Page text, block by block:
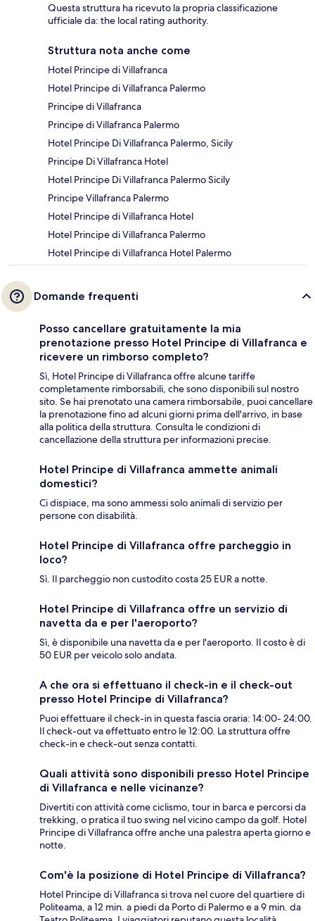
Questa struttura ha ricevuto la propria classificazione
ufficiale da: the local rating authority.
Struttura nota anche come
Hotel Principe di Villafranca
Hotel Principe di Villafranca Palermo
Principe di Villafranca
Principe di Villafranca Palermo
Hotel Principe Di Villafranca Palermo, Sicily
Principe Di Villafranca Hotel
Hotel Principe Di Villafranca Palermo Sicily
Principe Villafranca Palermo
Hotel Principe di Villafranca Hotel
Hotel Principe di Villafranca Palermo
Hotel Principe di Villafranca Hotel Palermo
Domande frequenti
Posso cancellare gratuitamente la mia
prenotazione presso Hotel Principe di Villafranca e
ricevere un rimborso completo?
Sì, Hotel Principe di Villafranca offre alcune tariffe
completamente rimborsabili, che sono disponibili sul nostro
sito. Se hai prenotato una camera rimborsabile, puoi cancellare
la prenotazione fino ad alcuni giorni prima dell'arrivo, in base
alla politica della struttura. Consulta le condizioni di
cancellazione della struttura per informazioni precise.
Hotel Principe di Villafranca ammette animali
domestici?
Ci dispiace, ma sono ammessi solo animali di servizio per
persone con disabilità.
Hotel Principe di Villafranca offre parcheggio in
loco?
Sì. Il parcheggio non custodito costa 25 EUR a notte.
Hotel Principe di Villafranca offre un servizio di
navetta da e per l'aeroporto?
Sì, è disponibile una navetta da e per l'aeroporto. Il costo è di
50 EUR per veicolo solo andata.
A che ora si effettuano il check-in e il check-out
presso Hotel Principe di Villafranca?
Puoi effettuare il check-in in questa fascia oraria: 14:00- 24:00.
Il check-out va effettuato entro le 12:00. La struttura offre
check-in e check-out senza contatti.
Quali attività sono disponibili presso Hotel Principe
di Villafranca e nelle vicinanze?
Divertiti con attività come ciclismo, tour in barca e percorsi da
trekking, o pratica il tuo swing nel vicino campo da golf. Hotel
Principe di Villafranca offre anche una palestra aperta giorno e
notte.
Com'è la posizione di Hotel Principe di Villafranca?
Hotel Principe di Villafranca si trova nel cuore del quartiere di
Politeama, a 12 min. a piedi da Porto di Palermo e a 9 min. da